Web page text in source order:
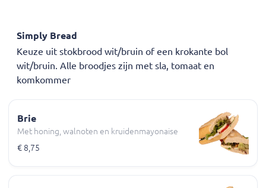
Simply Bread
Keuze uit stokbrood wit/bruin of een krokante bol
wit/bruin. Alle broodjes zijn met sla, tomaat en
komkommer
Brie
Met honing, walnoten en kruidenmayonaise
€ 8,75